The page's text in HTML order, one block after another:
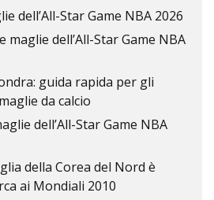
dell’All-Star Game NBA 2026
maglie dell’All-Star Game NBA
guida rapida per gli
da calcio
dell’All-Star Game NBA
della Corea del Nord è
ai Mondiali 2010